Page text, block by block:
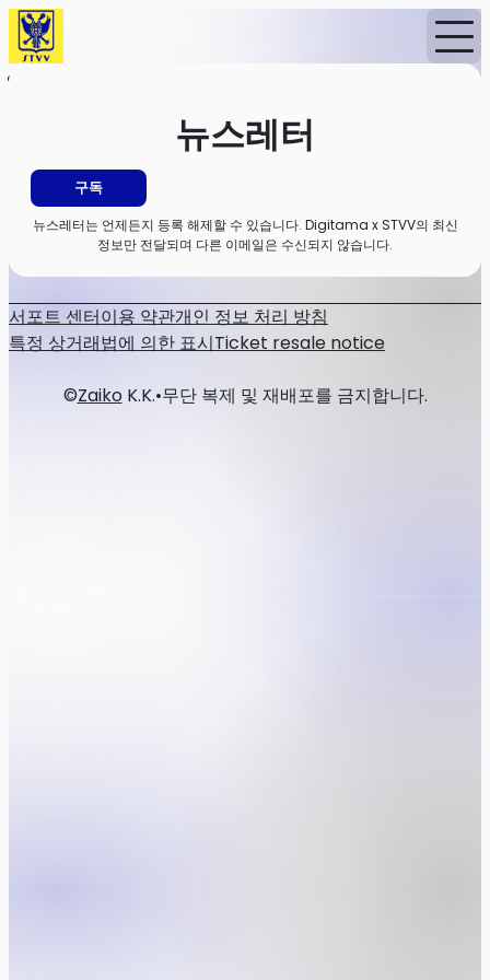
홈
뉴스레터
구독
뉴스레터는 언제든지 등록 해제할 수 있습니다. Digitama x STVV의 최신
정보만 전달되며 다른 이메일은 수신되지 않습니다.
서포트 센터이용 약관개인 정보 처리 방침
특정 상거래법에 의한 표시Ticket resale notice
©ZaikoK.K.•무단 복제 및 재배포를 금지합니다.